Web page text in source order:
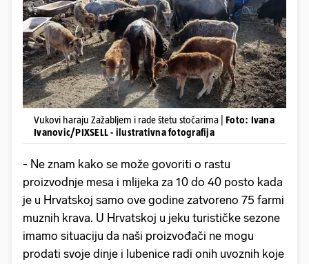
Vukovi haraju Zažabljem i rade štetu stočarima | Foto: Ivana
Ivanovic/PIXSELL - ilustrativna fotografija
- Ne znam kako se može govoriti o rastu
proizvodnje mesa i mlijeka za 10 do 40 posto kada
je u Hrvatskoj samo ove godine zatvoreno 75 farmi
muznih krava. U Hrvatskoj u jeku turističke sezone
imamo situaciju da naši proizvođači ne mogu
prodati svoje dinje i lubenice radi onih uvoznih koje